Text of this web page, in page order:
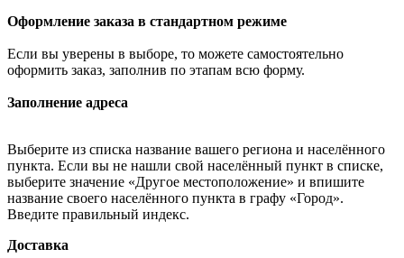
Оформление заказа в стандартном режиме
Если вы уверены в выборе, то можете самостоятельно
оформить заказ, заполнив по этапам всю форму.
Заполнение адреса
Выберите из списка название вашего региона и населённого
пункта. Если вы не нашли свой населённый пункт в списке,
выберите значение «Другое местоположение» и впишите
название своего населённого пункта в графу «Город».
Введите правильный индекс.
Доставка